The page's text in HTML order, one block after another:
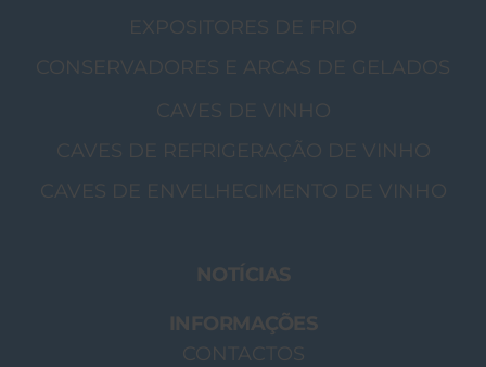
EXPOSITORES DE FRIO
CONSERVADORES E ARCAS DE GELADOS
CAVES DE VINHO
CAVES DE REFRIGERAÇÃO DE VINHO
CAVES DE ENVELHECIMENTO DE VINHO
NOTÍCIAS
INFORMAÇÕES
CONTACTOS